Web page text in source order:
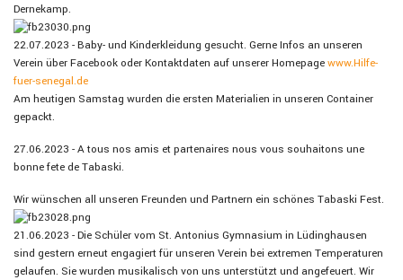
Dernekamp.
22.07.2023 - Baby- und Kinderkleidung gesucht. Gerne Infos an unseren
Verein über Facebook oder Kontaktdaten auf unserer Homepagewww.Hilfe-
fuer-senegal.de
Am heutigen Samstag wurden die ersten Materialien in unseren Container
gepackt.
27.06.2023 - A tous nos amis et partenaires nous vous souhaitons une
bonne fete de Tabaski.
Wir wünschen all unseren Freunden und Partnern ein schönes Tabaski Fest.
21.06.2023 - Die Schüler vom St. Antonius Gymnasium in Lüdinghausen
sind gestern erneut engagiert für unseren Verein bei extremen Temperaturen
gelaufen. Sie wurden musikalisch von uns unterstützt und angefeuert. Wir